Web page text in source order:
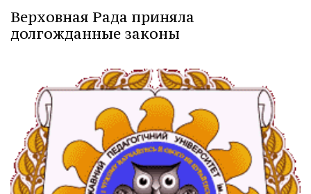
Верховная Рада приняла
долгожданные законы